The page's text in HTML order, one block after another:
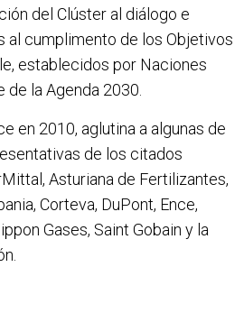
del Clúster al diálogo e
al cumplimento de los Objetivos
establecidos por Naciones
de la Agenda 2030.
en 2010, aglutina a algunas de
de los citados
Asturiana de Fertilizantes,
Corteva, DuPont, Ence,
Gases, Saint Gobain y la